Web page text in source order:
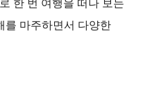
한 번 여행을 떠나 보는
를 마주하면서 다양한